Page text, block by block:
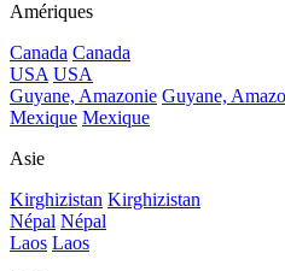
Amériques
Canada Canada
USA USA
Guyane, Amazonie Guyane,
Mexique Mexique
Asie
Kirghizistan Kirghizistan
Népal Népal
Laos Laos